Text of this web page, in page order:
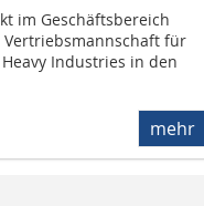
im Geschäftsbereich
für
Industries in den
mehr